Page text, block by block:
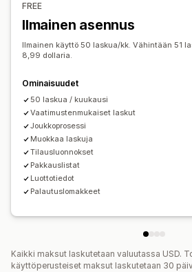
Myyjän sähköposti
Tiedostojen hallinnointi
Joukkolataus
Sähköpostien automaatio
Tulostus ja vienti Tietoturva
Raportointi ja arkistointi
Usean osavaltion arkistointi
SST-
Paikalliset veroilmoitukset
FREE
Ilmainen asennus
Ilmainen käyttö 50 laskua/kk. Vähintään 51
8,99 dollaria.
Ominaisuudet
50 laskua / kuukausi
Vaatimustenmukaiset laskut
Joukkoprosessi
Muokkaa laskuja
Tilausluonnokset
Pakkauslistat
Luottotiedot
Palautuslomakkeet
Kaikki maksut laskutetaan valuutassa USD.
käyttöperusteiset maksut laskutetaan 30